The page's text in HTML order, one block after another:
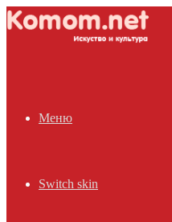
Меню
Switch skin